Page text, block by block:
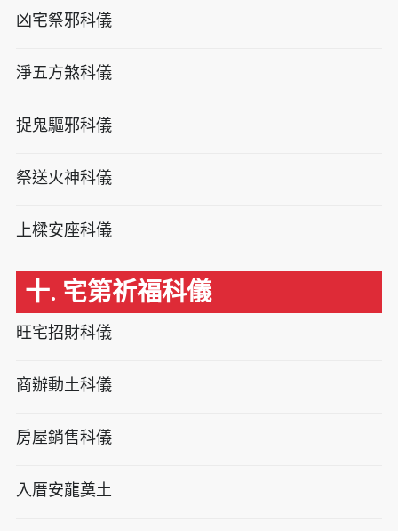
凶宅祭邪科儀
淨五方煞科儀
捉鬼驅邪科儀
祭送火神科儀
上樑安座科儀
十. 宅第祈福科儀
旺宅招財科儀
商辦動土科儀
房屋銷售科儀
入厝安龍奠土